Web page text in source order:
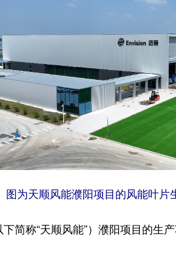
图为天顺风能濮阳项目的风能叶片
称“天顺风能”）濮阳项目的生